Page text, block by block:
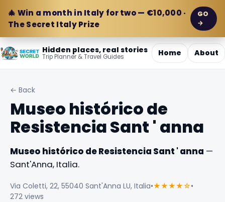
🎄 Win a month in Italy for two — €10,000 ·
The Secret Italy Prize
GO
→
Hidden places, real stories
Trip Planner & Travel Guides Home About
← Back
Museo histórico de
Resistencia Sant ' anna
Museo histórico de Resistencia Sant ' anna —
Sant'Anna, Italia.
Via Coletti, 22, 55040 Sant'Anna LU, Italia•★★★★☆•
272 views